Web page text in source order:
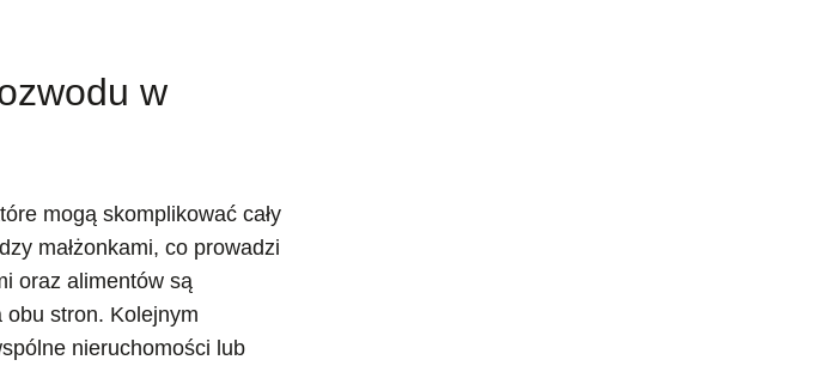
w
mogą skomplikować cały
małżonkami, co prowadzi
oraz alimentów są
stron. Kolejnym
nieruchomości lub